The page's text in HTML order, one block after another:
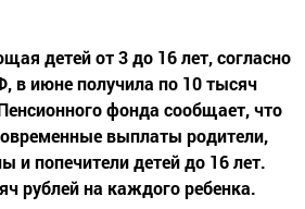
детей от 3 до 16 лет, согласно
в июне получила по 10 тысяч
фонда сообщает, что
выплаты родители,
и попечители детей до 16 лет.
рублей на каждого ребенка.